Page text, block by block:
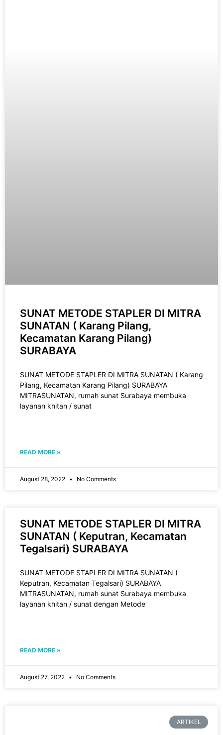
SUNAT METODE STAPLER DI MITRA
SUNATAN ( Karang Pilang,
Kecamatan Karang Pilang)
SURABAYA
SUNAT METODE STAPLER DI MITRA SUNATAN ( Karang
Pilang, Kecamatan Karang Pilang) SURABAYA
MITRASUNATAN, rumah sunat Surabaya membuka
layanan khitan / sunat
READ MORE »
August 28, 2022 No Comments
SUNAT METODE STAPLER DI MITRA
SUNATAN ( Keputran, Kecamatan
Tegalsari) SURABAYA
SUNAT METODE STAPLER DI MITRA SUNATAN (
Keputran, Kecamatan Tegalsari) SURABAYA
MITRASUNATAN, rumah sunat Surabaya membuka
layanan khitan / sunat dengan Metode
READ MORE »
August 27, 2022 No Comments
ARTIKEL